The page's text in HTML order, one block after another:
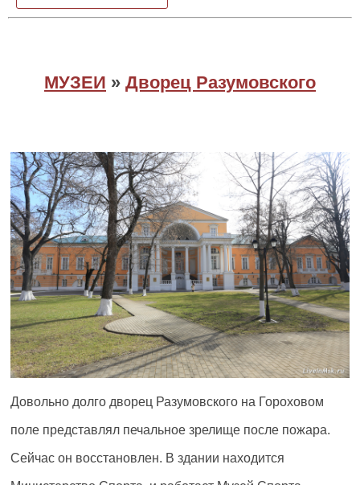
МУЗЕИ » Дворец Разумовского
Довольно долго дворец Разумовского на Гороховом
поле представлял печальное зрелище после пожара.
Сейчас он восстановлен. В здании находится